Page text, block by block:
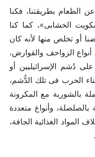
الطعام بطريقتنا، فكنا
الخشابى»، كما كنا
أو تخلص منها لأنه كان
أنواع الزواحف والقوارض،
دُشم الإسرائيليين أو
الحرب فى تلك الدُّشم،
بالشوربة مع المكرونة
وأنواع متعددة
المواد الغذائية الجافة،